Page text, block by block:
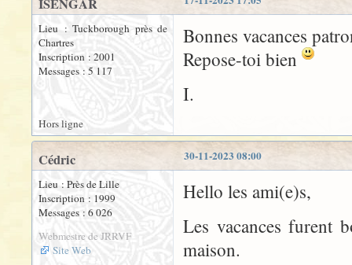
ISENGAR
Lieu : Tuckborough près de
Chartres
Inscription : 2001
Messages : 5 117
Bonnes vacances
Repose-toi bien
I.
Hors ligne
30-11-2023 08:00
Cédric
Lieu : Près de Lille
Inscription : 1999
Messages : 6 026
Webmestre de JRRVF
Site Web
Hello les ami(e)s,
Les vacances furent
maison.